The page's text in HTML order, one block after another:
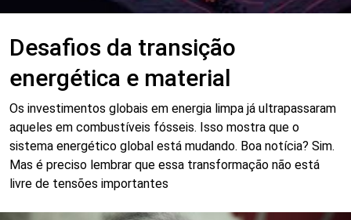
Desafios da transição
energética e material
Os investimentos globais em energia limpa já ultrapassaram
aqueles em combustíveis fósseis. Isso mostra que o
sistema energético global está mudando. Boa notícia? Sim.
Mas é preciso lembrar que essa transformação não está
livre de tensões importantes